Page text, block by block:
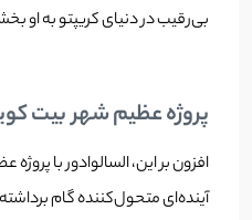
بی‌رقیب در دنیای کریپتو به او
پروژه عظیم شهر بیت
افزون بر این، السالوادور با
آینده‌ای متحول‌کننده گام